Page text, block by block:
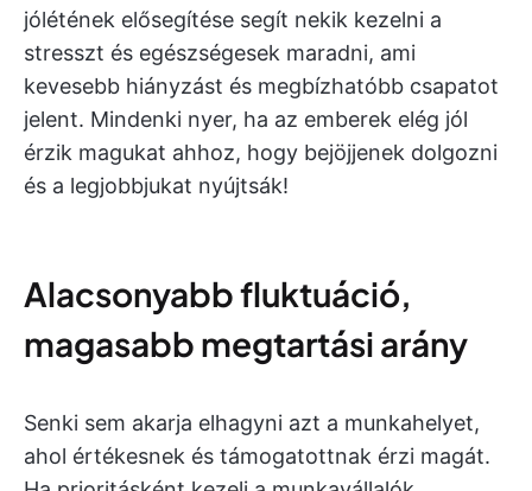
jólétének elősegítése segít nekik kezelni a
stresszt és egészségesek maradni, ami
kevesebb hiányzást és megbízhatóbb csapatot
jelent. Mindenki nyer, ha az emberek elég jól
érzik magukat ahhoz, hogy bejöjjenek dolgozni
és a legjobbjukat nyújtsák!
Alacsonyabb fluktuáció,
magasabb megtartási arány
Senki sem akarja elhagyni azt a munkahelyet,
ahol értékesnek és támogatottnak érzi magát.